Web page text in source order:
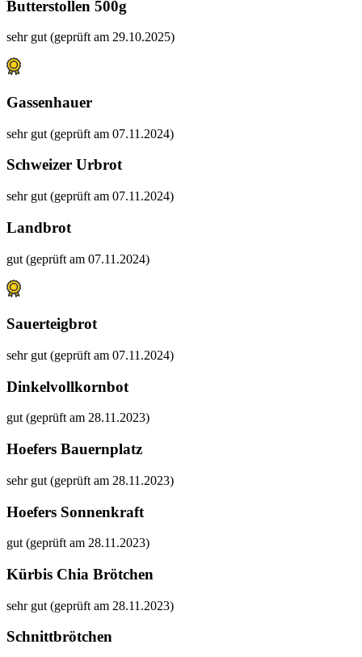
Butterstollen 500g
sehr gut (geprüft am 29.10.2025)
Gassenhauer
sehr gut (geprüft am 07.11.2024)
Schweizer Urbrot
sehr gut (geprüft am 07.11.2024)
Landbrot
gut (geprüft am 07.11.2024)
Sauerteigbrot
sehr gut (geprüft am 07.11.2024)
Dinkelvollkornbot
gut (geprüft am 28.11.2023)
Hoefers Bauernplatz
sehr gut (geprüft am 28.11.2023)
Hoefers Sonnenkraft
gut (geprüft am 28.11.2023)
Kürbis Chia Brötchen
sehr gut (geprüft am 28.11.2023)
Schnittbrötchen